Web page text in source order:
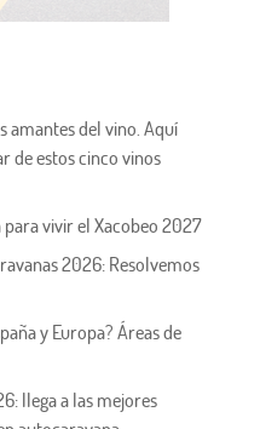
amantes del vino. Aquí
de estos cinco vinos
para vivir el Xacobeo 2027
2026: Resolvemos
y Europa? Áreas de
llega a las mejores